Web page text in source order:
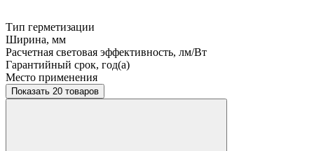
Тип герметизации
Ширина, мм
Расчетная световая эффективность, лм/Вт
Гарантийный срок, год(а)
Место применения
Показать 20 товаров